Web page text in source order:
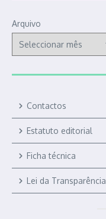
Arquivo
Contactos
Estatuto editorial
Ficha técnica
Lei da Transparência